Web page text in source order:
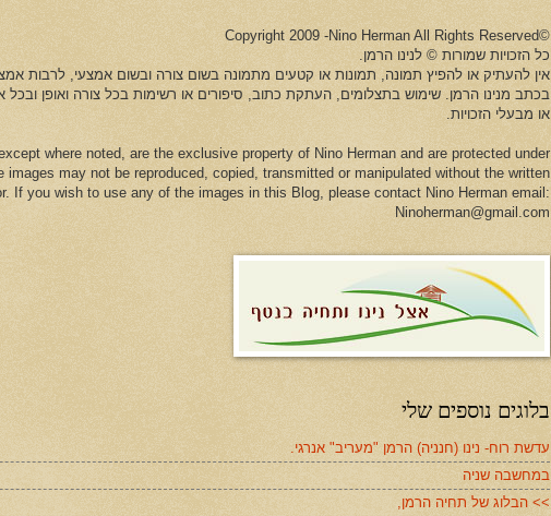
©Copyright 2009 -Nino Herman All Rights Reserved
כל הזכויות שמורות © לנינו הרמן.
אין להעתיק או להפיץ תמונה, תמונות או קטעים מתמונה בשום צורה ובשום אמצעי, לרבות
בכתב מנינו הרמן. שימוש בתצלומים, העתקת כתוב, סיפורים או רשימות בכל צורה ואופן
או מבעלי הזכויות.
where noted, are the exclusive property of Nino Herman and are protected under
images may not be reproduced, copied, transmitted or manipulated without the written
If you wish to use any of the images in this Blog, please contact Nino Herman email:
Ninoherman@gmail.com
בלוגים נוספים שלי
עדשת רוח- נינו (חנניה) הרמן "מעריב" אנרגי.
במחשבה שניה
>> הבלוג של תחיה הרמן,